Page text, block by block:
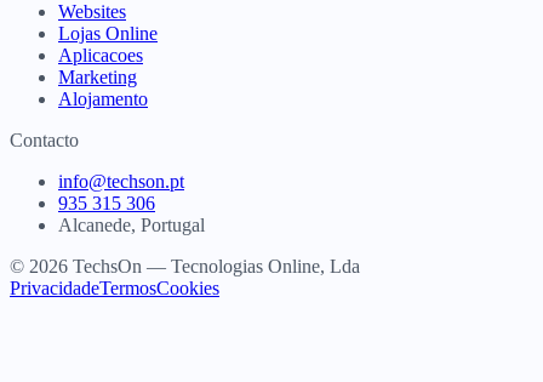
Websites
Lojas Online
Aplicacoes
Marketing
Alojamento
Contacto
info@techson.pt
935 315 306
Alcanede, Portugal
© 2026 TechsOn — Tecnologias Online, Lda
PrivacidadeTermosCookies